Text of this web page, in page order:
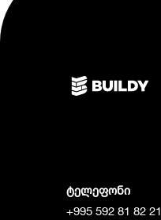
ტელეფონი
+995 592 81 82 21